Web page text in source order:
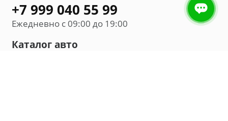
+7 999 040 55 99
Ежедневно с 09:00 до 19:00
Каталог авто